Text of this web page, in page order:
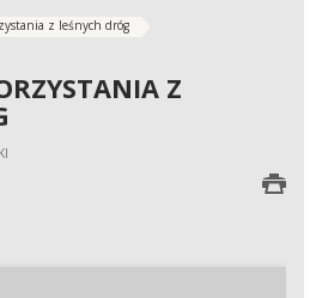
z leśnych dróg
Z